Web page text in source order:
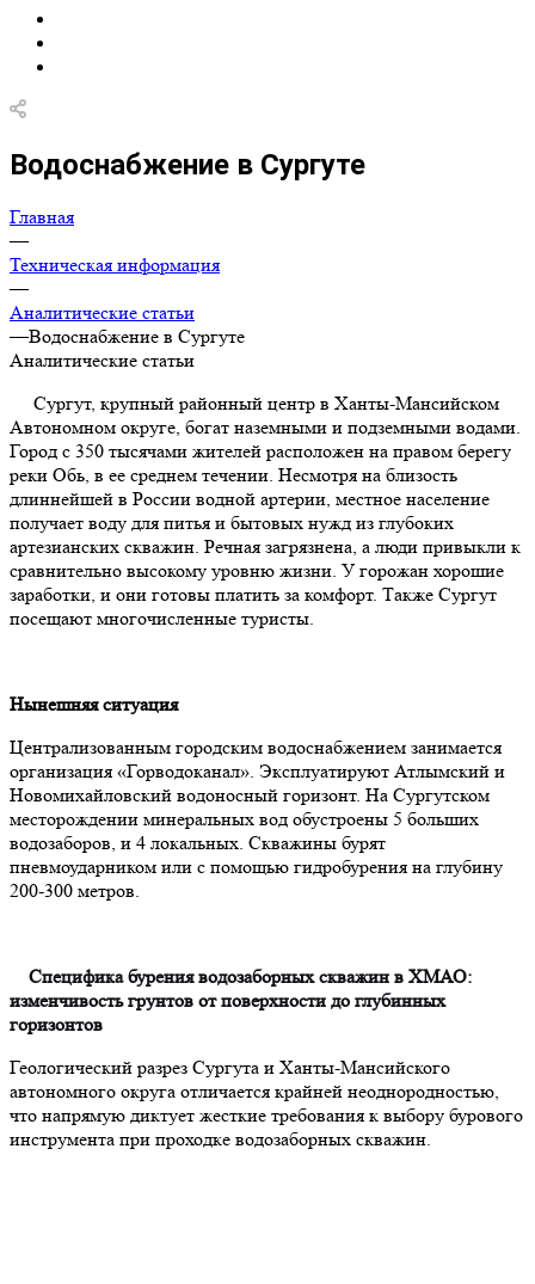
Водоснабжение в Сургуте
Главная
—
Техническая информация
—
Аналитические статьи
—Водоснабжение в Сургуте
Аналитические статьи
Сургут, крупный районный центр в Ханты-Мансийском
Автономном округе, богат наземными и подземными водами.
Город с 350 тысячами жителей расположен на правом берегу
реки Обь, в ее среднем течении. Несмотря на близость
длиннейшей в России водной артерии, местное население
получает воду для питья и бытовых нужд из глубоких
артезианских скважин. Речная загрязнена, а люди привыкли к
сравнительно высокому уровню жизни. У горожан хорошие
заработки, и они готовы платить за комфорт. Также Сургут
посещают многочисленные туристы.
Нынешняя ситуация
Централизованным городским водоснабжением занимается
организация «Горводоканал». Эксплуатируют Атлымский и
Новомихайловский водоносный горизонт. На Сургутском
месторождении минеральных вод обустроены 5 больших
водозаборов, и 4 локальных. Скважины бурят
пневмоударником или с помощью гидробурения на глубину
200-300 метров.
Специфика бурения водозаборных скважин в ХМАО:
изменчивость грунтов от поверхности до глубинных
горизонтов
Геологический разрез Сургута и Ханты-Мансийского
автономного округа отличается крайней неоднородностью,
что напрямую диктует жесткие требования к выбору бурового
инструмента при проходке водозаборных скважин.